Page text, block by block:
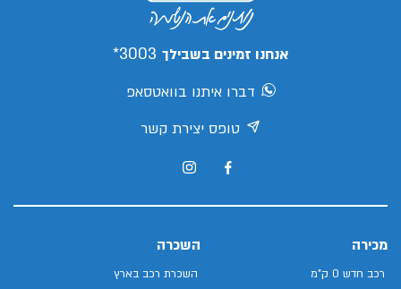
אנחנו זמינים בשבילך 3003*
דברו איתנו בוואטסאפ
טופס יצירת קשר
מכירה
רכב חדש 0 ק"מ
השכרה
השכרת רכב בארץ